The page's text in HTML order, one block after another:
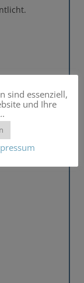
sind essenziell,
und Ihre